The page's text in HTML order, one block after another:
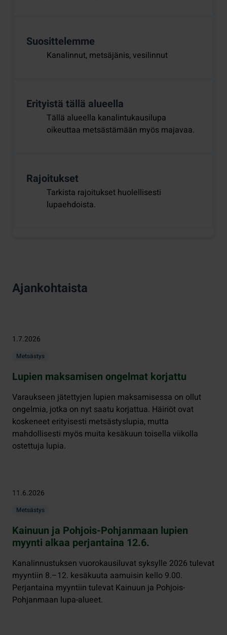
Suosittelemme
Kanalinnut, metsäjänis, vesilinnut
Erityistä tällä alueella
Tällä alueella kanalintukausilupa
oikeuttaa metsästämään myös majavaa.
Rajoitukset
Tarkista rajoitukset huolellisesti
lupaehdoista.
Ajankohtaista
1.7.2026
Metsästys
Lupien maksamisen ongelmat korjattu
Varaukseen jätettyjen lupien maksamisessa on ollut
ongelmia, jotka on nyt saatu korjattua. Häiriöt ovat
koskeneet erityisesti metsästyslupia, mutta
mahdollisesti myös muita kesäkuun toisella viikolla
ostettuja lupia.
11.6.2026
Metsästys
Kainuun ja Pohjois-Pohjanmaan lupien
myynti alkaa perjantaina 12.6.
Kanalinnustuksen vuorokausiluvat syksylle 2026 tulevat
myyntiin 8.–12. kesäkuuta aamuisin kello 9.00.
Perjantaina myyntiin tulevat Kainuun ja Pohjois-
Pohjanmaan lupa-alueet.